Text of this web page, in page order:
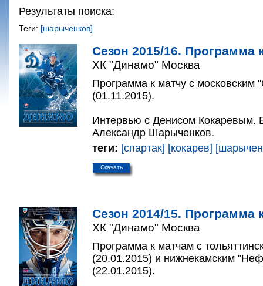
Результаты поиска:
Теги: [шарыченков]
Сезон 2015/16. Программа
ХК "Динамо" Москва
Программа к матчу с московским
(01.11.2015).
Интервью с Денисом Кокаревым.
Александр Шарыченков.
теги: [спартак] [кокарев]
Скачать
Сезон 2014/15. Программа
ХК "Динамо" Москва
Программа к матчам с
(20.01.2015) и нижнекамским
(22.01.2015).